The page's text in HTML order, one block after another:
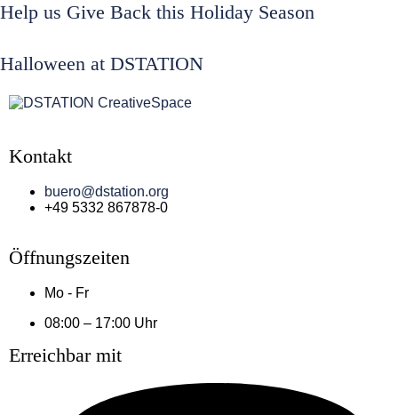
Help us Give Back this Holiday Season
Halloween at DSTATION
Kontakt
buero@dstation.org
+49 5332 867878-0
Öffnungszeiten
Mo - Fr
08:00 – 17:00 Uhr
Erreichbar mit